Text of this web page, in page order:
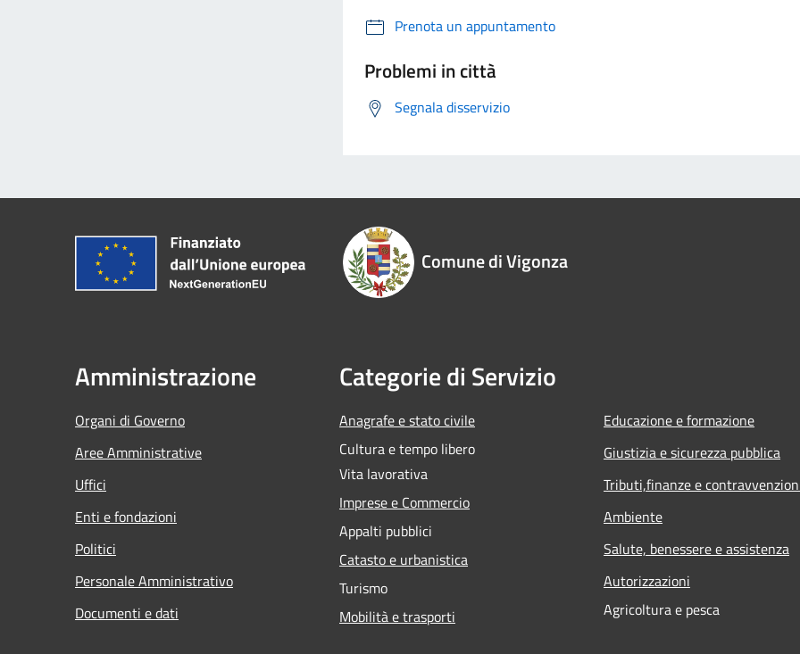
Prenota un appuntamento
Problemi in città
Segnala disservizio
Comune di Vigonza
Amministrazione
Organi di Governo
Aree Amministrative
Uffici
Enti e fondazioni
Politici
Personale Amministrativo
Documenti e dati
Categorie di Servizio
Anagrafe e stato civile
Cultura e tempo libero
Vita lavorativa
Imprese e Commercio
Appalti pubblici
Catasto e urbanistica
Turismo
Mobilità e trasporti
Educazione e formazione
Giustizia e sicurezza pubblica
Tributi,finanze e
Ambiente
Salute, benessere e assistenza
Autorizzazioni
Agricoltura e pesca